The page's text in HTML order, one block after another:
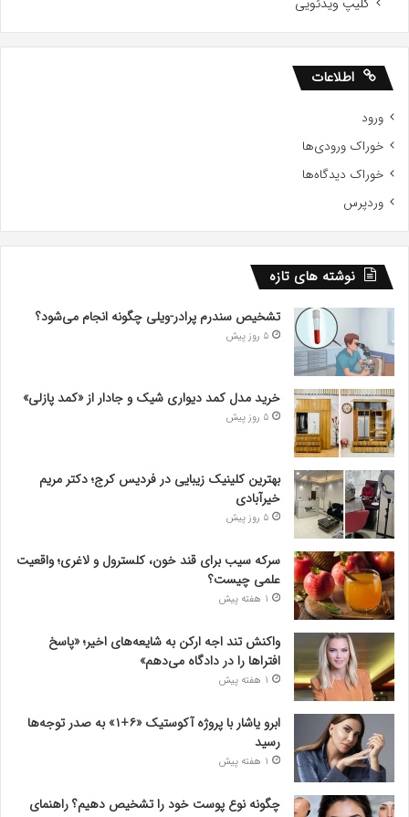
اطلاعات
ورود
خوراک ورودی‌ها
خوراک دیدگاه‌ها
وردپرس
نوشته های تازه
تشخیص سندرم پرادر-ویلی چگونه انجام می‌شود؟
5 روز پیش
خرید مدل کمد دیواری شیک و جادار از «کمد پازلی»
5 روز پیش
بهترین کلینیک زیبایی در فردیس کرج؛ دکتر مریم
خیرآبادی
5 روز پیش
سرکه سیب برای قند خون، کلسترول و لاغری؛ واقعیت
علمی چیست؟
1 هفته پیش
واکنش تند اجه ارکن به شایعه‌های اخیر؛ «پاسخ
افتراها را در دادگاه می‌دهم»
1 هفته پیش
ابرو یاشار با پروژه آکوستیک «۶+۱» به صدر توجه‌ها
رسید
1 هفته پیش
چگونه نوع پوست خود را تشخیص دهیم؟ راهنمای